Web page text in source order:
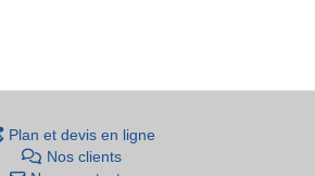
Plan et devis en ligne
Nos clients